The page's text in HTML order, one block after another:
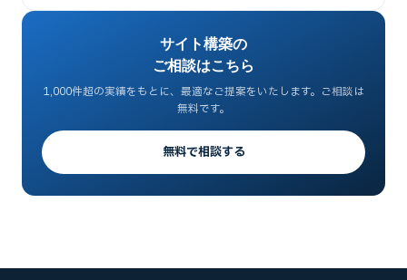
サイト構築の
ご相談はこちら
1,000件超の実績をもとに、最適なご提案をいたします。ご相談は
無料です。
無料で相談する